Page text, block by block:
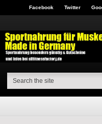
Facebook Twitter